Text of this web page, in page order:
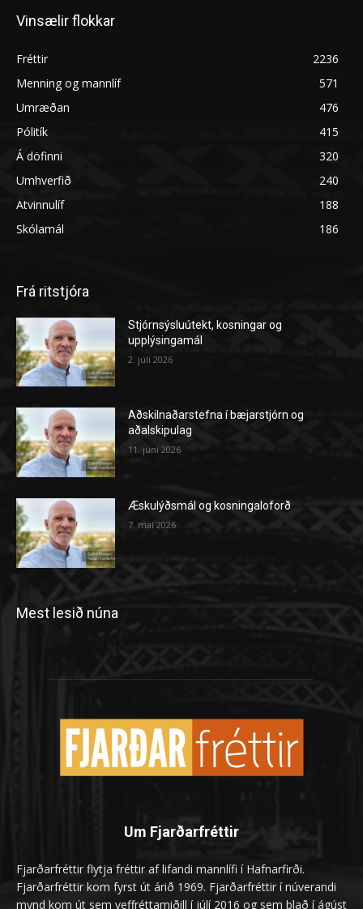
Vinsælir flokkar
Fréttir
2236
Menning og mannlíf
571
Umræðan
476
Pólitík
415
Á döfinni
320
Umhverfið
240
Atvinnulíf
188
Skólamál
186
Frá ritstjóra
Stjórnsýsluútekt, kosningar og
upplýsingamál
2. júlí 2026
Aðskilnaðarstefna í bæjarstjórn og
aðalskipulag
11. júní 2026
Æskulýðsmál og kosningaloforð
7. maí 2026
Mest lesið núna
Um Fjarðarfréttir
Fjarðarfréttir flytja fréttir af lifandi mannlífi í Hafnarfirði.
Fjarðarfréttir kom fyrst út árið 1969. Fjarðarfréttir í núverandi
mynd kom út sem veffréttamiðill í júlí 2016 og sem blað í ágúst